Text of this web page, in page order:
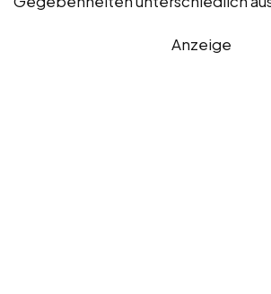
Anzeige